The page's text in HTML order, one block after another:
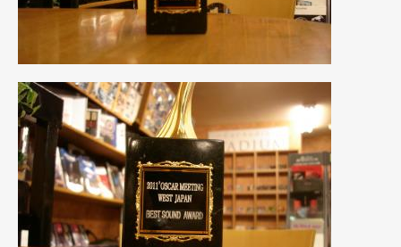
2021年7月(7)
2021年4月
2021年3月(1)
2021年1月(2)
2020年12月(2)
2020年11月 (2)
2020年10月(1)